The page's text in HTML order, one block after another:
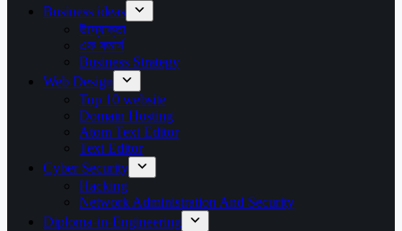
Business ideas
উদ্যোক্তা
এফ কমার্স
Business Strategy
Web Design
Top 10 website
Domain Hosting
Atom Text Editor
Text Editor
Cyber Security
Hacking
Network Administration And Security
Diploma-in-Engineering